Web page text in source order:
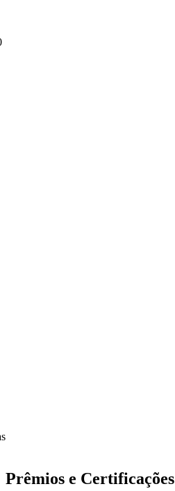
Prêmios e Certificações